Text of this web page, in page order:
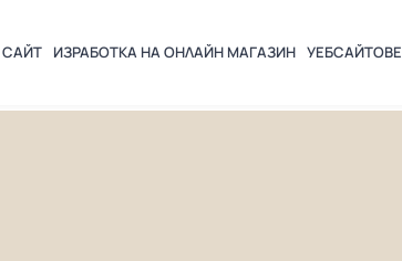
САЙТ ИЗРАБОТКА НА ОНЛАЙН МАГАЗИН УЕБСАЙТОВЕ